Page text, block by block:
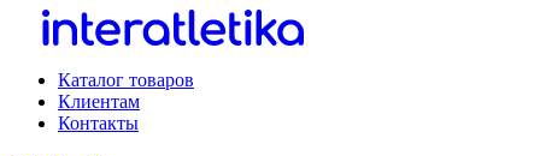
Каталог товаров
Клиентам
Контакты